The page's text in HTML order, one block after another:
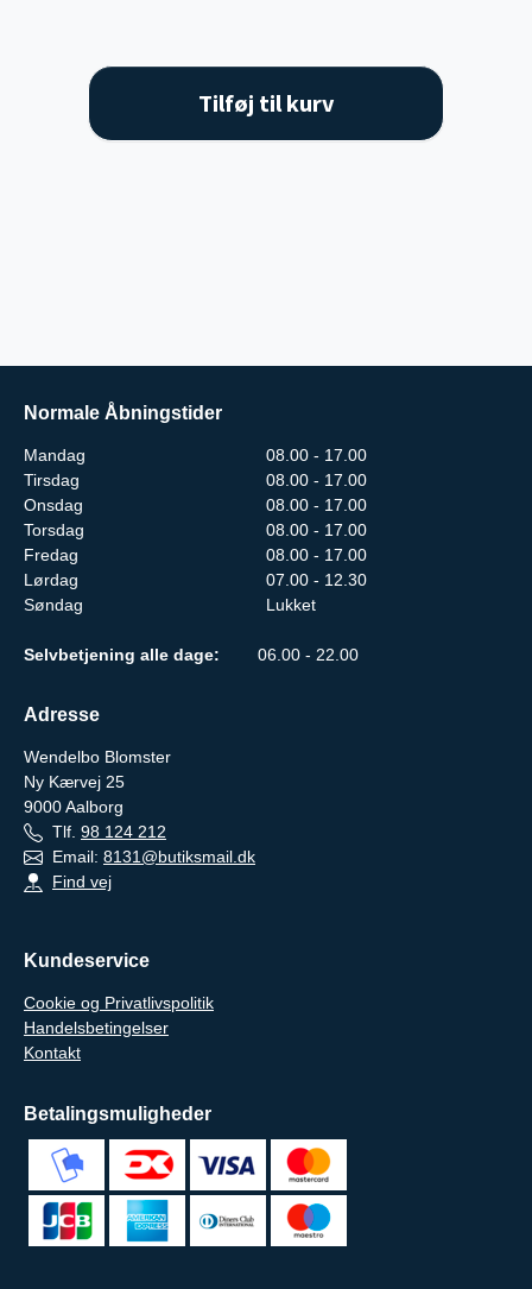
Tilføj til kurv
Normale Åbningstider
Mandag
08.00 - 17.00
Tirsdag
08.00 - 17.00
Onsdag
08.00 - 17.00
Torsdag
08.00 - 17.00
Fredag
08.00 - 17.00
Lørdag
07.00 - 12.30
Søndag
Lukket
Selvbetjening alle dage: 06.00 - 22.00
Adresse
Wendelbo Blomster
Ny Kærvej 25
9000Aalborg
Tlf. 98 124 212
Email: 8131@butiksmail.dk
Find vej
Kundeservice
Cookie og Privatlivspolitik
Handelsbetingelser
Kontakt
Betalingsmuligheder